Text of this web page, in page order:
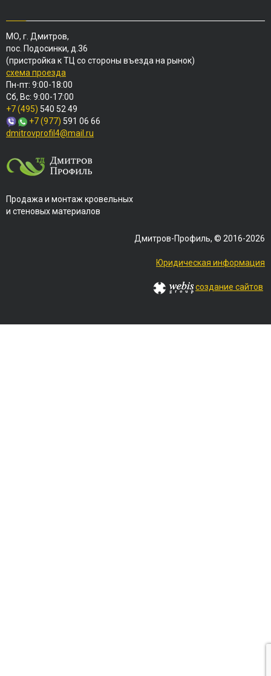
МО, г. Дмитров,
пос. Подосинки, д.36
(пристройка к ТЦ со стороны въезда на рынок)
схема проезда
Пн-пт: 9:00-18:00
Сб, Вс: 9:00-17:00
+7 (495) 540 52 49
+7 (977) 591 06 66
dmitrovprofil4@mail.ru
Продажа и монтаж кровельных
и стеновых материалов
Дмитров-Профиль, © 2016-2026
Юридическая информация
создание сайтов